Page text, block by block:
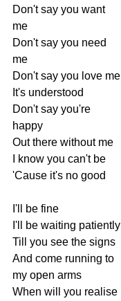
Don't say you want
me
Don't say you need
me
Don't say you love me
It's understood
Don't say you're
happy
Out there without me
know you can't be
'Cause it's no good
I'll be fine
I'll
be waiting patiently
Till
you see the signs
And come running to
my open arms
When will you realise